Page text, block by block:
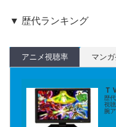
▼ 歴代ランキング
アニメ視聴率 マン
Ｔ
歴
視
腕